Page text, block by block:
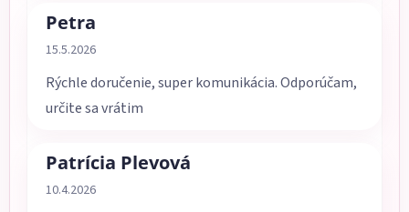
Petra
Hodnotenie obchodu je 5 z 5 hviezdičiek.
15.5.2026
Rýchle doručenie, super komunikácia. Odporúčam,
určite sa vrátim
Patrícia Plevová
Hodnotenie obchodu je 5 z 5 hviezdičiek.
10.4.2026